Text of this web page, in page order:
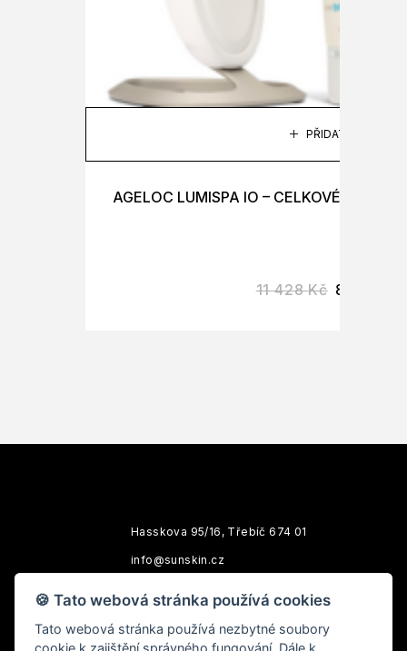
PŘIDAT DO
AGELOC LUMISPA IO – CELKOVÉ
11 428Kč 8 970
Hasskova 95/16, Třebíč 674 01
info@sunskin.cz
🍪 Tato webová stránka používá cookies
Tato webová stránka používá nezbytné soubory